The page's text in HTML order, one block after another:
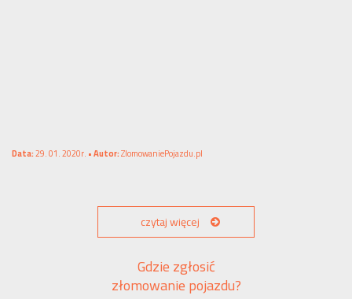
Data:29. 01. 2020r. •Autor:ZlomowaniePojazdu.pl
czytaj więcej
Gdzie zgłosić
złomowanie pojazdu?